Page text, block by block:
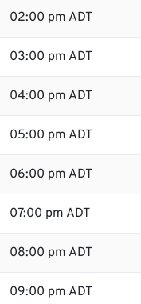
02:00 pm ADT
03:00 pm ADT
04:00 pm ADT
05:00 pm ADT
06:00 pm ADT
07:00 pm ADT
08:00 pm ADT
09:00 pm ADT